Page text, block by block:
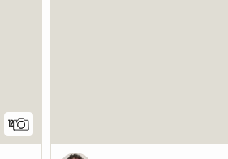
12